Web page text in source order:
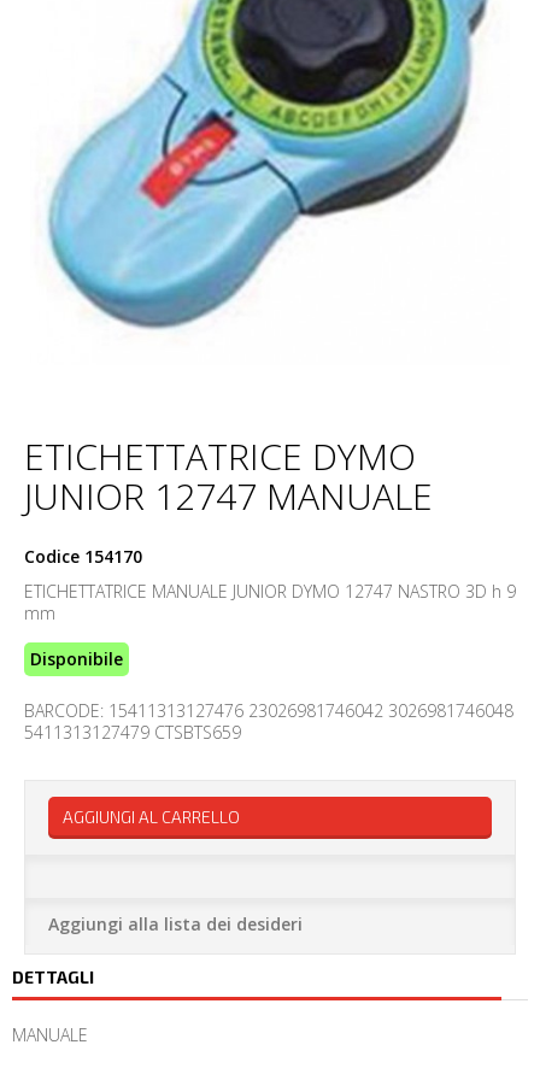
ETICHETTATRICE DYMO
JUNIOR 12747 MANUALE
Codice 154170
ETICHETTATRICE MANUALE JUNIOR DYMO 12747 NASTRO 3D h 9
mm
Disponibile
BARCODE: 15411313127476 23026981746042 3026981746048
5411313127479 CTSBTS659
AGGIUNGI AL CARRELLO
Aggiungi alla lista dei desideri
DETTAGLI
MANUALE